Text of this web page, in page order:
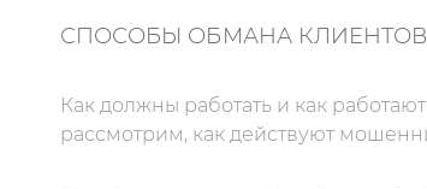
СПОСОБЫ ОБМАНА КЛИЕНТОВ
Как должны работать и как
рассмотрим, как действуют